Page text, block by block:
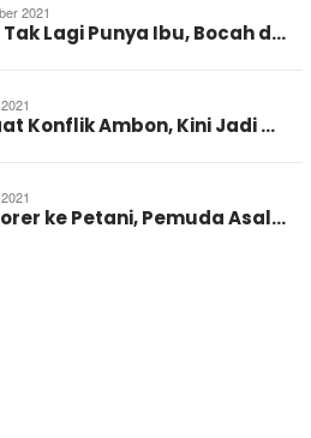
2021
Lagi Punya Ibu, Bocah d…
Konflik Ambon, Kini Jadi …
ke Petani, Pemuda Asal…